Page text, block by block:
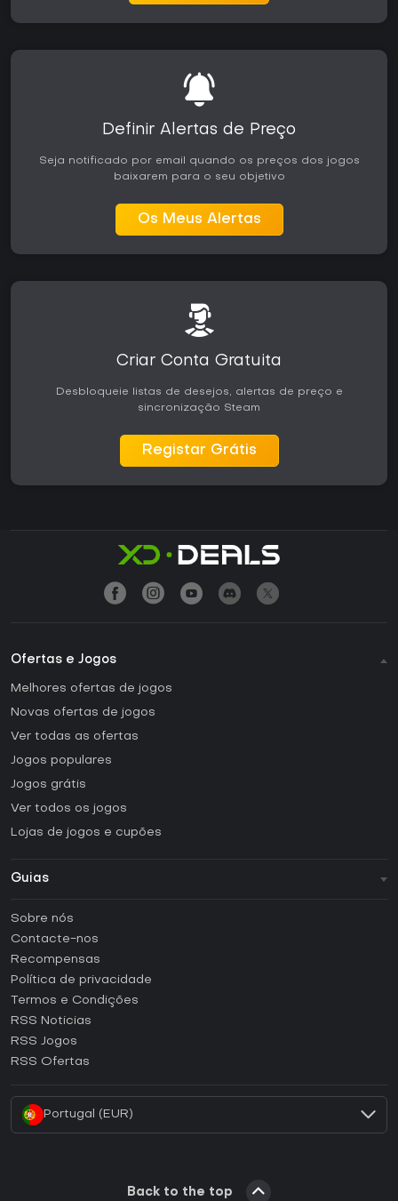
Definir Alertas de Preço
Seja notificado por email quando os preços dos jogos
baixarem para o seu objetivo
Os Meus Alertas
Criar Conta Gratuita
Desbloqueie listas de desejos, alertas de preço e
sincronização Steam
Registar Grátis
Ofertas e Jogos
Melhores ofertas de jogos
Novas ofertas de jogos
Ver todas as ofertas
Jogos populares
Jogos grátis
Ver todos os jogos
Lojas de jogos e cupões
Guias
Como ativar uma CD Key Steam?
Como ativar uma CD Key Epic Games?
Como ativar uma CD Key GOG?
Como ativar uma CD Key Ubisoft Connect?
Sobre nós
Contacte-nos
Recompensas
Política de privacidade
Termos e Condições
RSS Noticias
RSS Jogos
RSS Ofertas
Portugal (EUR)
Back to the top